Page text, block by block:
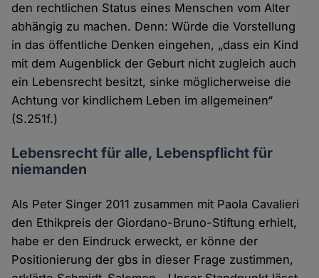
den rechtlichen Status eines Menschen vom Alter
abhängig zu machen. Denn: Würde die Vorstellung
in das öffentliche Denken eingehen, „dass ein Kind
mit dem Augenblick der Geburt nicht zugleich auch
ein Lebensrecht besitzt, sinke möglicherweise die
Achtung vor kindlichem Leben im allgemeinen“
(S.251f.)
Lebensrecht für alle, Lebenspflicht für
niemanden
Als Peter Singer 2011 zusammen mit Paola Cavalieri
den Ethikpreis der Giordano-Bruno-Stiftung erhielt,
habe er den Eindruck erweckt, er könne der
Positionierung der gbs in dieser Frage zustimmen,